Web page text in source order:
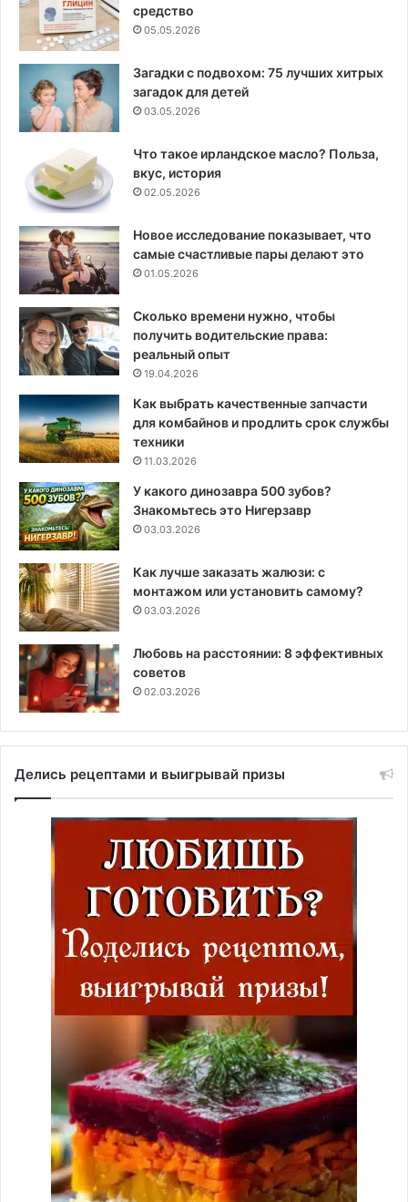
средство
05.05.2026
Загадки с подвохом: 75 лучших хитрых
загадок для детей
03.05.2026
Что такое ирландское масло? Польза,
вкус, история
02.05.2026
Новое исследование показывает, что
самые счастливые пары делают это
01.05.2026
Сколько времени нужно, чтобы
получить водительские права:
реальный опыт
19.04.2026
Как выбрать качественные запчасти
для комбайнов и продлить срок службы
техники
11.03.2026
У какого динозавра 500 зубов?
Знакомьтесь это Нигерзавр
03.03.2026
Как лучше заказать жалюзи: с
монтажом или установить самому?
03.03.2026
Любовь на расстоянии: 8 эффективных
советов
02.03.2026
Делись рецептами и выигрывай призы